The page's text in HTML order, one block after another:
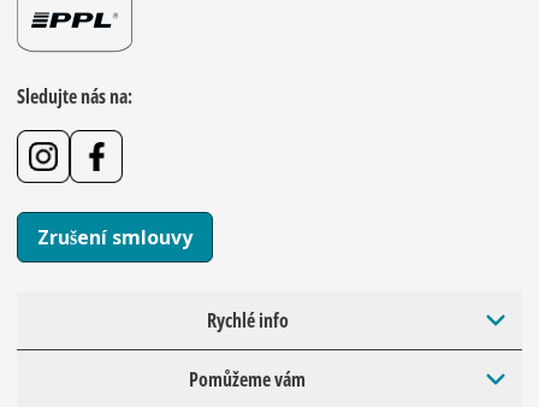
Sledujte nás na:
Zrušení smlouvy
Rychlé info
Pomůžeme vám